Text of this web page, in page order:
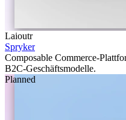
Laioutr
Spryker
Composable Commerce-
B2C-Geschäftsmodelle.
Planned